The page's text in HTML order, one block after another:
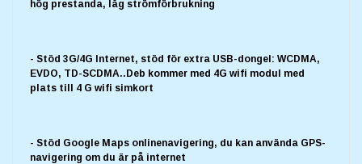
hög prestanda, låg strömförbrukning
- Stöd 3G/4G Internet, stöd för extra USB-dongel: WCDMA,
EVDO, TD-SCDMA..Deb kommer med 4G wifi modul med
plats till 4 G wifi simkort
- Stöd Google Maps onlinenavigering, du kan använda GPS-
navigering om du är på internet